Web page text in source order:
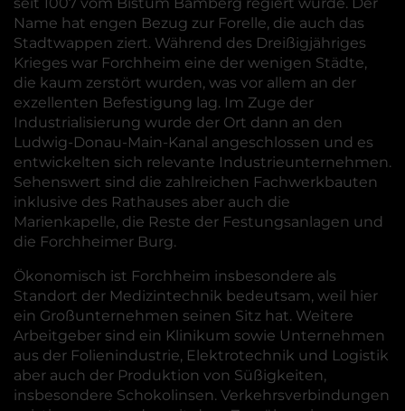
Name hat engen Bezug zur Forelle, die auch das
Stadtwappen ziert. Während des Dreißigjähriges
Krieges war Forchheim eine der wenigen Städte,
die kaum zerstört wurden, was vor allem an der
exzellenten Befestigung lag. Im Zuge der
Industrialisierung wurde der Ort dann an den
Ludwig-Donau-Main-Kanal angeschlossen und es
entwickelten sich relevante Industrieunternehmen.
Sehenswert sind die zahlreichen Fachwerkbauten
inklusive des Rathauses aber auch die
Marienkapelle, die Reste der Festungsanlagen und
die Forchheimer Burg.
Ökonomisch ist Forchheim insbesondere als
Standort der Medizintechnik bedeutsam, weil hier
ein Großunternehmen seinen Sitz hat. Weitere
Arbeitgeber sind ein Klinikum sowie Unternehmen
aus der Folienindustrie, Elektrotechnik und Logistik
aber auch der Produktion von Süßigkeiten,
insbesondere Schokolinsen. Verkehrsverbindungen